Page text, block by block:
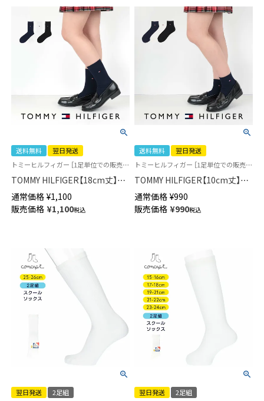
送料無料
翌日発送
トミーヒルフィガー ［1足単位での販売です］ 学校 制服 靴下
TOMMY HILFIGER【18cm丈】ス
クールソックス ワンポイント
両面刺繍 レディース ショート
丈 ソックス 【365日最短翌日発
通常価格 ¥1,100
販売価格 ¥1,100税込
送料無料
翌日発送
トミーヒルフィガー ［1足単位での販売です］ 靴下学校 制服 靴下
TOMMY HILFIGER【10cm丈】ス
クールソックス ワンポイント
両面刺繍 ショート丈 レディー
ス 【365日最短翌日発送】
通常価格 ¥990
販売価格 ¥990税込
翌日発送
2足組
翌日発送
2足組